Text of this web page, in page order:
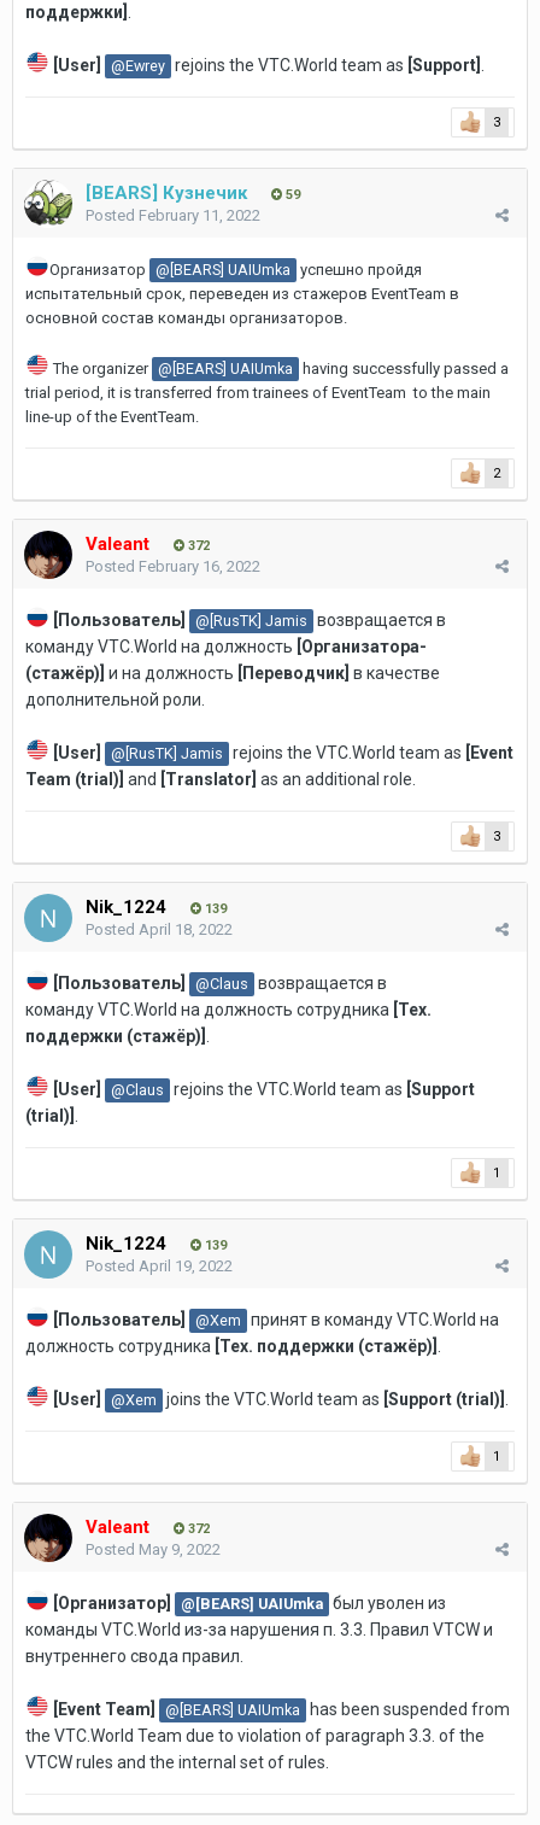
поддержки]
[User] @Ewrey rejoins the VTC.World team as [Support]
3
[BEARS] Кузнечик 59
Posted February 11, 2022
Организатор @[BEARS] UAIUmka успешно пройдя
испытательный срок, переведен из стажеров EventTeam в
основной состав команды организаторов.
The organizer @[BEARS] UAIUmka
having successfully passed a
trial period, it is transferred from trainees of EventTeam to the main
line-up of the EventTeam.
2
Valeant 372
Posted February 16, 2022
[Пользователь] @[RusTK] Jamis возвращается в
команду VTC.World на должность Организатора-
(стажёр) и на должность [Переводчик] в качестве
дополнительной роли.
[User] @[RusTK] Jamis rejoins the VTC.World team as
[Event
Team (trial) and [Translator] as an additional role.
3
Nik_1224 139
Posted April 18, 2022
[Пользователь] @Claus возвращается в
команду VTC.World на должность сотрудника [Тех.
поддержки (стажёр)]
[User] @Claus rejoins the VTC.World team as [Support
(trial)
1
Nik_1224 139
Posted April 19, 2022
[Пользователь] @Xem принят в команду VTC.World на
должность сотрудника [Тех. поддержки (стажёр)]
[User] @Xem joins the VTC.World team as [Support (trial)
1
Valeant 372
Posted May 9, 2022
[Организатор] @[BEARS] UAIUmka был уволен из
команды VTC.World из-за нарушения п. 3.3. Правил VTCW и
внутреннего свода правил.
Event Team @[BEARS] UAIUmka
has been suspended from
the VTC.World Team due to violation of paragraph 3.3. of the
VTCW rules and the internal set of rules.